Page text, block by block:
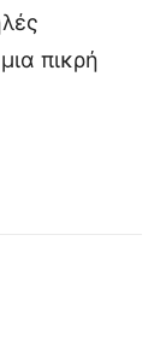
πικρή